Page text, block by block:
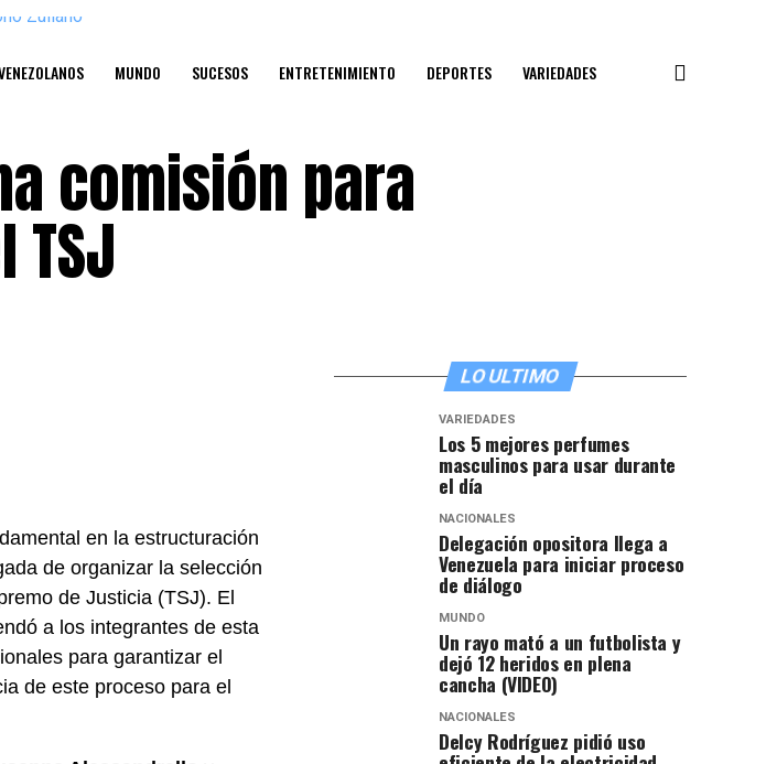
MUNDO SUCESOS ENTRETENIMIENTO DEPORTES VARIEDADES
comisión para
en la estructuración
de organizar la selección
de Justicia (TSJ). El
a los integrantes de esta
para garantizar el
de este proceso para el
LO ULTIMO
VARIEDADES
Los 5 mejores perfumes
masculinos para usar durante
el día
NACIONALES
Delegación opositora llega a
Venezuela para iniciar proceso
de diálogo
MUNDO
Un rayo mató a un futbolista y
dejó 12 heridos en plena
cancha (VIDEO)
NACIONALES
Delcy Rodríguez pidió uso